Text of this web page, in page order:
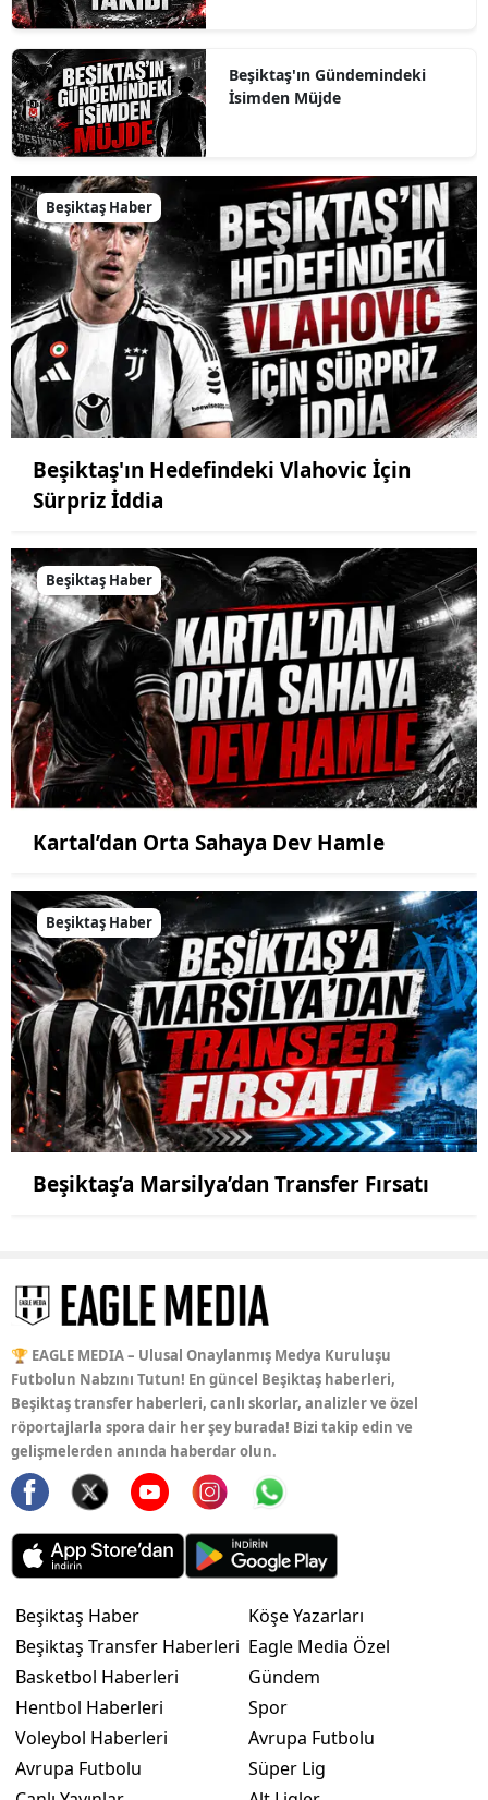
Beşiktaş'ın Gündemindeki
İsimden Müjde
Beşiktaş Haber
Beşiktaş'ın Hedefindeki Vlahovic İçin
Sürpriz İddia
Beşiktaş Haber
Kartal’dan Orta Sahaya Dev Hamle
Beşiktaş Haber
Beşiktaş’a Marsilya’dan Transfer Fırsatı
🏆 EAGLE MEDIA – Ulusal Onaylanmış Medya Kuruluşu
Futbolun Nabzını Tutun! En güncel Beşiktaş haberleri,
Beşiktaş transfer haberleri, canlı skorlar, analizler ve özel
röportajlarla spora dair her şey burada! Bizi takip edin ve
gelişmelerden anında haberdar olun.
Beşiktaş Haber
Beşiktaş Transfer Haberleri
Basketbol Haberleri
Hentbol Haberleri
Voleybol Haberleri
Avrupa Futbolu
Köşe Yazarları
Eagle Media Özel
Gündem
Spor
Avrupa Futbolu
Süper Lig